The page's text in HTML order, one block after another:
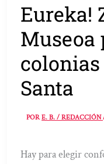
Eureka!
Museoa
Santa
PORE. B. / REDACCIÓN
Hay para elegir